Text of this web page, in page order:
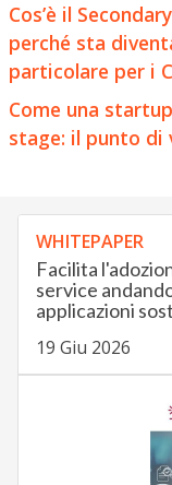
Cos’è il
perché sta
particolare per i
Come una
stage: il punto di
WHITEPAPER
Facilita
service
applicazioni
19 Giu 2026